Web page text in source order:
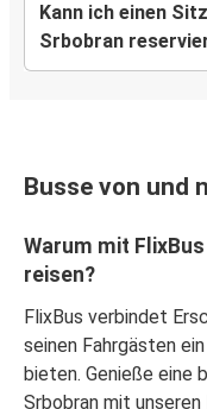
Kann ich einen
Srbobran
Busse von und
Warum mit
reisen?
FlixBus verbindet
seinen Fahrgästen
bieten. Genieße eine
Srbobran mit